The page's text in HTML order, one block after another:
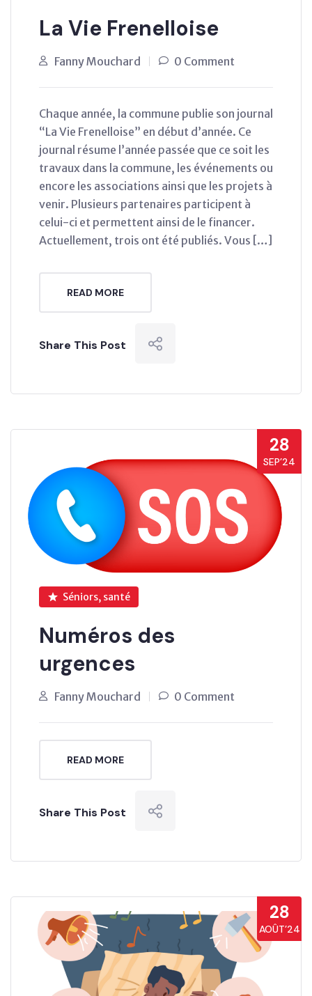
La Vie Frenelloise
Fanny Mouchard 0 Comment
Chaque année, la commune publie son journal
“La Vie Frenelloise” en début d’année. Ce
journal résume l’année passée que ce soit les
travaux dans la commune, les événements ou
encore les associations ainsi que les projets à
venir. Plusieurs partenaires participent à
celui-ci et permettent ainsi de le financer.
Actuellement, trois ont été publiés. Vous […]
READ MORE
Share This Post
28
SEP’24
Séniors, santé
Numéros des
urgences
Fanny Mouchard 0 Comment
READ MORE
Share This Post
28
AOÛT’24